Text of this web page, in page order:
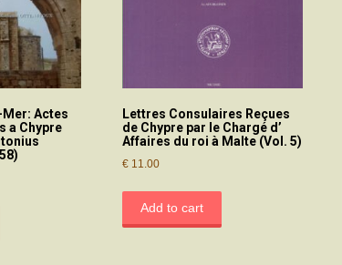
Mer: Actes
a Chypre
Lettres Consulaires Reçues
de Chypre par le Chargé d’
Affaires du roi à Malte (Vol. 5)
€11.00
Add to cart